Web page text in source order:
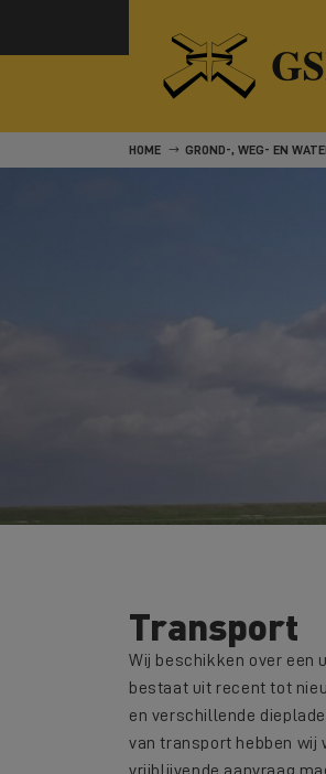
HOME GROND-, WEG- EN
Transport
Wij beschikken over een
bestaat uit recent tot
en verschillende
van transport hebben wij
vrijblijvende aanvraag